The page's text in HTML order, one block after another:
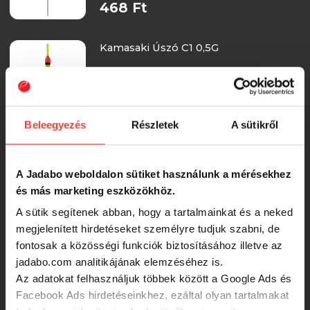
Beleegyezés Részletek A sütikről
A Jadabo weboldalon sütiket használunk a mérésekhez
és más marketing eszközökhöz.
A sütik segítenek abban, hogy a tartalmainkat és a neked
megjelenített hirdetéseket személyre tudjuk szabni, de
fontosak a közösségi funkciók biztosításához illetve az
jadabo.com analitikájának elemzéséhez is.
Az adatokat felhasználjuk többek között a Google Ads és
Facebook Ads hirdetéseinkhez, ezáltal olyan tartalmakat
468 Ft
Kamasaki Úszó C1 0,5G
468 Ft
Kamasaki Úszó B10 2,5G
468 Ft
Kamasaki Úszó C6 3G
468 Ft